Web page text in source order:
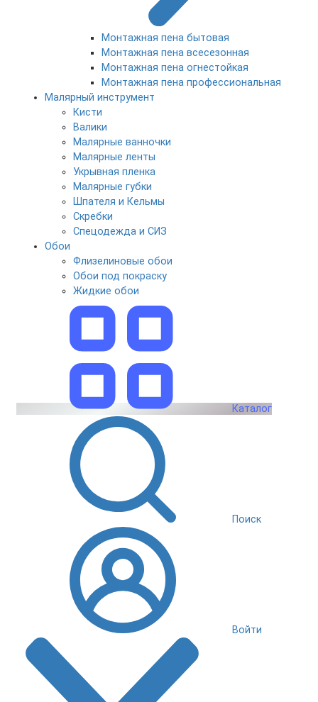
Монтажная пена бытовая
Монтажная пена всесезонная
Монтажная пена огнестойкая
Монтажная пена профессиональная
Малярный инструмент
Кисти
Валики
Малярные ванночки
Малярные ленты
Укрывная пленка
Малярные губки
Шпателя и Кельмы
Скребки
Спецодежда и СИЗ
Обои
Флизелиновые обои
Обои под покраску
Жидкие обои
Каталог
Поиск
Войти